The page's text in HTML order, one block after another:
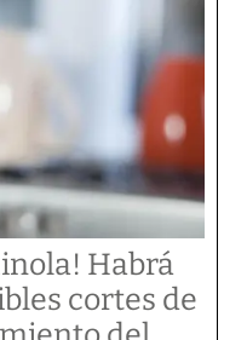
Habrá
cortes de